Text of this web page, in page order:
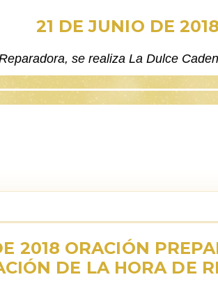
21 DE JUNIO DE 2018
se realiza La Dulce
2018 ORACIÓN
DE LA HORA DE